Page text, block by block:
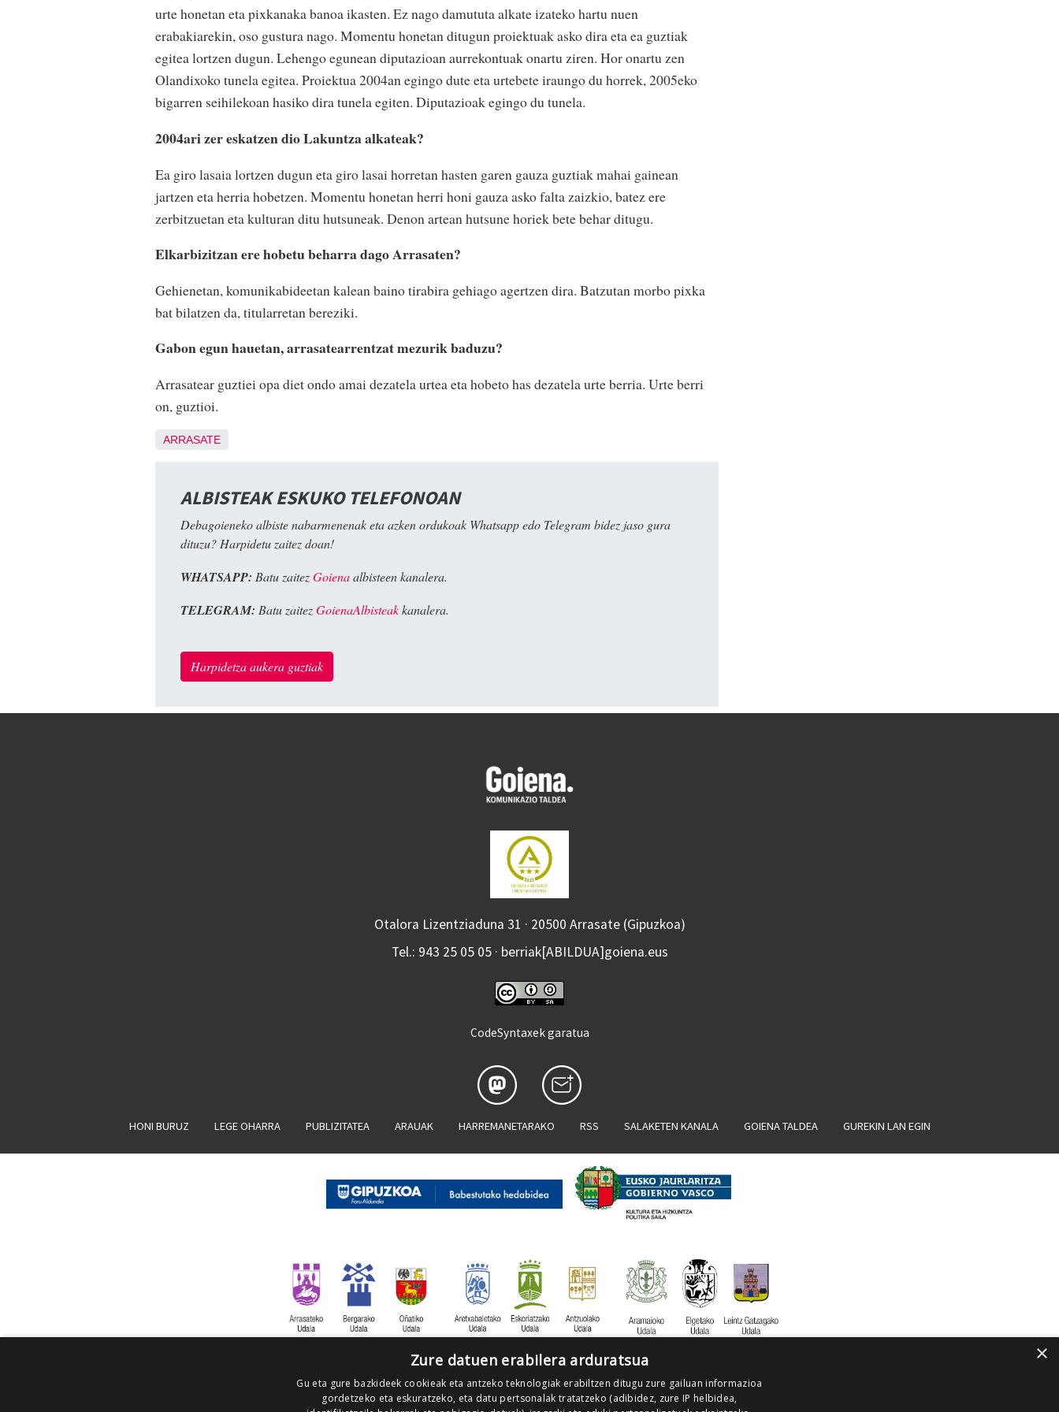
urte honetan eta pixkanaka banoa ikasten. Ez nago damututa alkate izateko hartu nuen
erabakiarekin, oso gustura nago. Momentu honetan ditugun proiektuak asko dira eta ea guztiak
egitea lortzen dugun. Lehengo egunean diputazioan aurrekontuak onartu ziren. Hor onartu zen
Olandixoko tunela egitea. Proiektua 2004an egingo dute eta urtebete iraungo du horrek, 2005eko
bigarren seihilekoan hasiko dira tunela egiten. Diputazioak egingo du tunela.
2004ari zer eskatzen dio Lakuntza alkateak?
Ea giro lasaia lortzen dugun eta giro lasai horretan hasten garen gauza guztiak mahai gainean
jartzen eta herria hobetzen. Momentu honetan herri honi gauza asko falta zaizkio, batez ere
zerbitzuetan eta kulturan ditu hutsuneak. Denon artean hutsune horiek bete behar ditugu.
Elkarbizitzan ere hobetu beharra dago Arrasaten?
Gehienetan, komunikabideetan kalean baino tirabira gehiago agertzen dira. Batzutan morbo pixka
bat bilatzen da, titularretan bereziki.
Gabon egun hauetan, arrasatearrentzat mezurik baduzu?
Arrasatear guztiei opa diet ondo amai dezatela urtea eta hobeto has dezatela urte berria. Urte berri
on, guztioi.
ARRASATE
ALBISTEAK ESKUKO TELEFONOAN
Debagoieneko albiste nabarmenenak eta azken ordukoak Whatsapp edo Telegram bidez jaso gura
dituzu? Harpidetu zaitez doan!
WHATSAPP: Batu zaitezGoienaalbisteen kanalera.
TELEGRAM: Batu zaitezGoienaAlbisteakkanalera.
Harpidetza aukera guztiak
Otalora Lizentziaduna 31 · 20500 Arrasate (Gipuzkoa)
Tel.: 943 25 05 05 · berriak[ABILDUA]goiena.eus
CodeSyntaxek garatua
HONI BURUZ LEGE OHARRA PUBLIZITATEA ARAUAK HARREMANETARAKO RSS SALAKETEN KANALA GOIENA TALDEA GUREKIN LAN EGIN
×
Zure datuen erabilera arduratsua
Gu eta gure bazkideek cookieak eta antzeko teknologiak erabiltzen ditugu zure gailuan informazioa
gordetzeko eta eskuratzeko, eta datu pertsonalak tratatzeko (adibidez, zure IP helbidea,